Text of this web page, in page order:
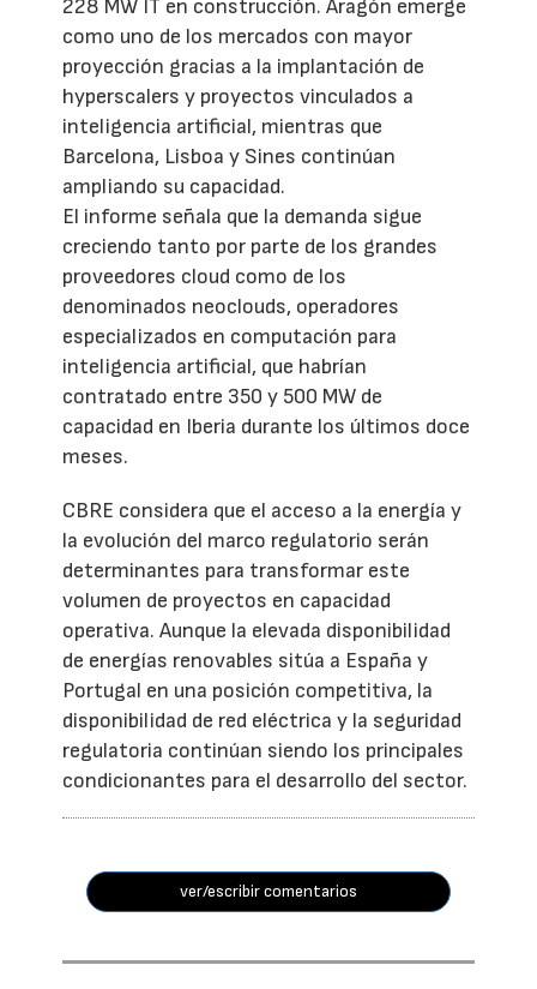
228 MW IT en construcción. Aragón emerge
como uno de los mercados con mayor
proyección gracias a la implantación de
hyperscalers y proyectos vinculados a
inteligencia artificial, mientras que
Barcelona, Lisboa y Sines continúan
ampliando su capacidad.
El informe señala que la demanda sigue
creciendo tanto por parte de los grandes
proveedores cloud como de los
denominados neoclouds, operadores
especializados en computación para
inteligencia artificial, que habrían
contratado entre 350 y 500 MW de
capacidad en Iberia durante los últimos doce
meses.
CBRE considera que el acceso a la energía y
la evolución del marco regulatorio serán
determinantes para transformar este
volumen de proyectos en capacidad
operativa. Aunque la elevada disponibilidad
de energías renovables sitúa a España y
Portugal en una posición competitiva, la
disponibilidad de red eléctrica y la seguridad
regulatoria continúan siendo los principales
condicionantes para el desarrollo del sector.
ver/escribir comentarios